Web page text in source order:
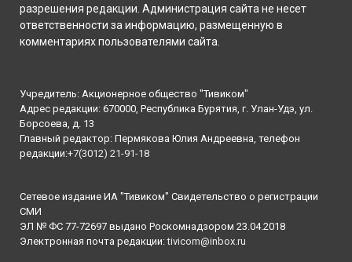
разрешения редакции. Администрация сайта не несет
ответственности за информацию, размещенную в
комментариях пользователями сайта.
Учредитель: Акционерное общество "Тивиком"
Адрес редакции: 670000, Республика Бурятия, г. Улан-Удэ, ул.
Борсоева, д. 13
Главный редактор: Пермякова Юлия Андреевна, телефон
редакции:+7(3012) 21-91-18
Сетевое издание ИА "Тивиком" Свидетельство о регистрации
СМИ
ЭЛ № ФС 77-72697 выдано Роскомнадзором 23.04.2018
Электронная почта редакции:tivicom@inbox.ru